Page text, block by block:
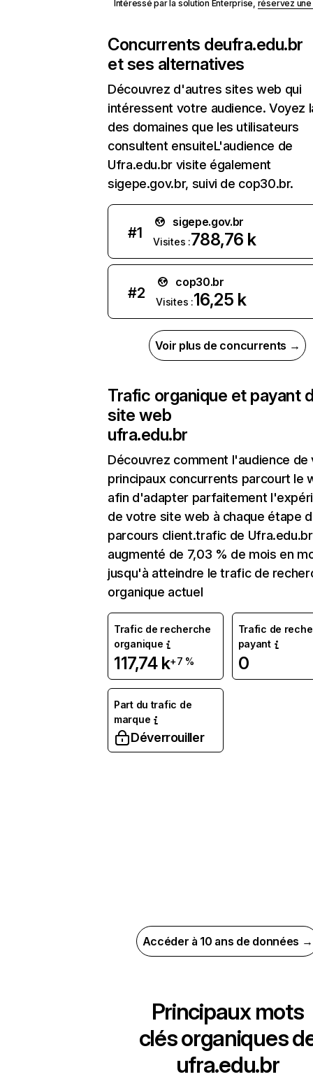
Intéressé par la solution Enterprise, réservez
Concurrents deufra.edu.br
et ses alternatives
Découvrez d'autres sites web qui
intéressent votre audience. Voyez
des domaines que les utilisateurs
consultent ensuiteL'audience de
Ufra.edu.br visite également
sigepe.gov.br, suivi de cop30.br.
#1
sigepe.gov.br
Visites :788,76 k
#2
cop30.br
Visites :16,25 k
Voir plus de concurrents →
Trafic organique et payant
site web
ufra.edu.br
Découvrez comment l'audience de
principaux concurrents parcourt le
afin d'adapter parfaitement
de votre site web à chaque étape
parcours client.trafic de
augmenté de 7,03 % de mois en
jusqu'à atteindre le trafic de
organique actuel
Trafic de recherche
organique
117,74 k+7 %
Trafic de
payant
0
Part du trafic de
marque
Déverrouiller
Accéder à 10 ans de données →
Principaux mots
clés organiques
ufra.edu.br